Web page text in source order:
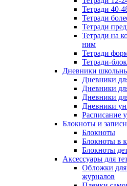
Тетради 40-
Тетради
Тетради
Тетради на
ним
Тетради
Тетради-
Дневники
Дневники
Дневники
Дневники
Дневники
Расписание
Блокноты и
Блокноты
Блокноты в
Блокноты
Аксессуары для
Обложки для
журналов